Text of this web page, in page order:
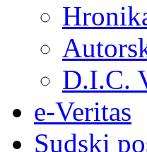
D.I.C.
e-Veritas
Sudski